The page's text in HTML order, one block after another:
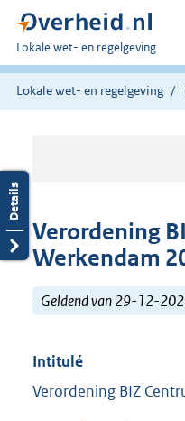
U
bent
hier:
Lokale wet- en regelgeving
Lokale wet- en regelgeving
Verordening
Werkendam
Geldend van 29-12-
Intitulé
Verordening BIZ